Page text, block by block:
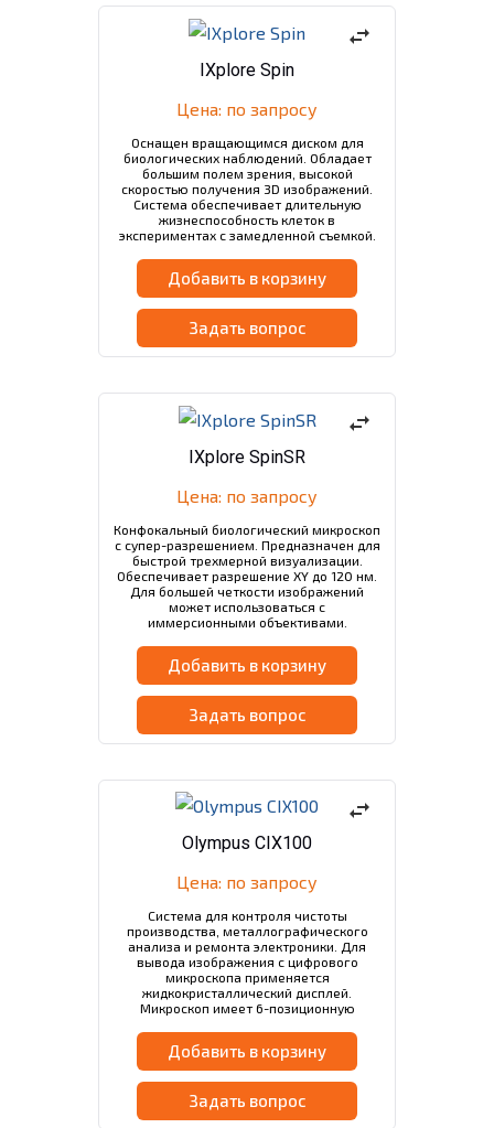
swap_horiz
IXplore Spin
Цена: по запросу
Оснащен вращающимся диском для
биологических наблюдений. Обладает
большим полем зрения, высокой
скоростью получения 3D изображений.
Система обеспечивает длительную
жизнеспособность клеток в
экспериментах с замедленной съемкой.
Добавить в корзину
Задать вопрос
swap_horiz
IXplore SpinSR
Цена: по запросу
Конфокальный биологический микроскоп
с супер-разрешением. Предназначен для
быстрой трехмерной визуализации.
Обеспечивает разрешение XY до 120 нм.
Для большей четкости изображений
может использоваться с
иммерсионными объективами.
Добавить в корзину
Задать вопрос
swap_horiz
Olympus CIX100
Цена: по запросу
Система для контроля чистоты
производства, металлографического
анализа и ремонта электроники. Для
вывода изображения с цифрового
микроскопа применяется
жидкокристаллический дисплей.
Микроскоп имеет 6-позиционную
моторизованная, настраивается с
помощью 3-х осевого джойстика.
Добавить в корзину
Задать вопрос